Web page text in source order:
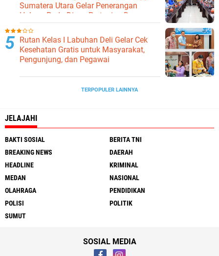
Sumatera Utara Gelar Penerangan
Hukum Pada Dinas Pertanian Dan
Ketahanan Pangan
Rutan Kelas I Labuhan Deli Gelar Cek
Kesehatan Gratis untuk Masyarakat,
Pengunjung, dan Pegawai
TERPOPULER LAINNYA
JELAJAHI
BAKTI SOSIAL
BERITA TNI
BREAKING NEWS
DAERAH
HEADLINE
KRIMINAL
MEDAN
NASIONAL
OLAHRAGA
PENDIDIKAN
POLISI
POLITIK
SUMUT
SOSIAL MEDIA